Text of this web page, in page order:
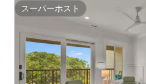
スーパーホスト
スーパーホスト